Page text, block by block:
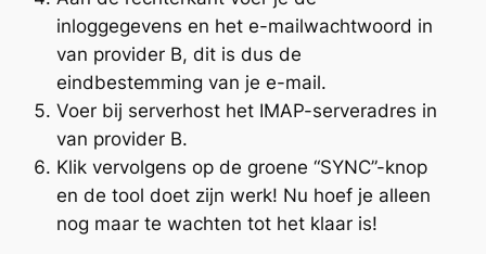
inloggegevens en het e-mailwachtwoord in
van provider B, dit is dus de
eindbestemming van je e-mail.
Voer bij serverhost het IMAP-serveradres in
van provider B.
Klik vervolgens op de groene “SYNC”-knop
en de tool doet zijn werk! Nu hoef je alleen
nog maar te wachten tot het klaar is!